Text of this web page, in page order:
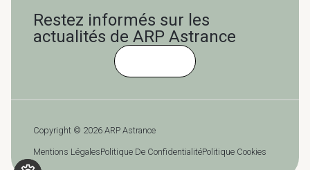
Restez informés sur les
actualités de ARP Astrance
Copyright © 2026 ARP Astrance
Mentions LégalesPolitique De ConfidentialitéPolitique Cookies